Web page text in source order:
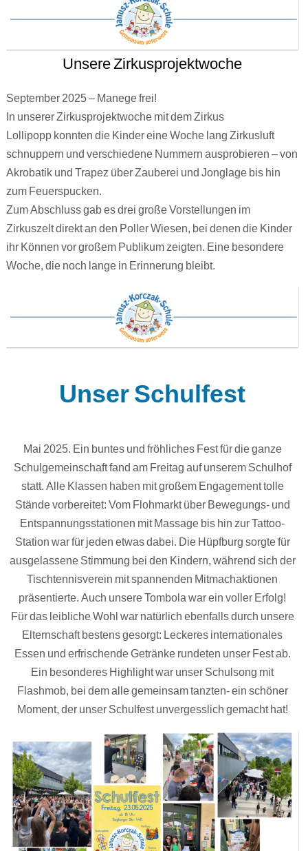
Unsere Zirkusprojektwoche
September 2025 – Manege frei!
In unserer Zirkusprojektwoche mit dem Zirkus
Lollipopp konnten die Kinder eine Woche lang Zirkusluft
schnuppern und verschiedene Nummern ausprobieren – von
Akrobatik und Trapez über Zauberei und Jonglage bis hin
zum Feuerspucken.
Zum Abschluss gab es drei große Vorstellungen im
Zirkuszelt direkt an den Poller Wiesen, bei denen die Kinder
ihr Können vor großem Publikum zeigten. Eine besondere
Woche, die noch lange in Erinnerung bleibt.
Unser Schulfest
Mai 2025. Ein buntes und fröhliches Fest für die ganze
Schulgemeinschaft fand am Freitag auf unserem Schulhof
statt. Alle Klassen haben mit großem Engagement tolle
Stände vorbereitet: Vom Flohmarkt über Bewegungs- und
Entspannungsstationen mit Massage bis hin zur Tattoo-
Station war für jeden etwas dabei. Die Hüpfburg sorgte für
ausgelassene Stimmung bei den Kindern, während sich der
Tischtennisverein mit spannenden Mitmachaktionen
präsentierte. Auch unsere Tombola war ein voller Erfolg!
Für das leibliche Wohl war natürlich ebenfalls durch unsere
Elternschaft bestens gesorgt: Leckeres internationales
Essen und erfrischende Getränke rundeten unser Fest ab.
Ein besonderes Highlight war unser Schulsong mit
Flashmob, bei dem alle gemeinsam tanzten- ein schöner
Moment, der unser Schulfest unvergesslich gemacht hat!